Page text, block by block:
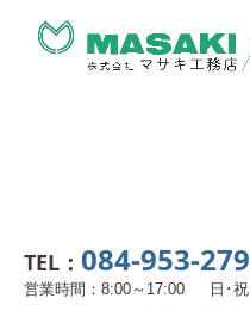
家ができるまで
価格について
TEL： 084-953-
営業時間：8:00～17:00 日･